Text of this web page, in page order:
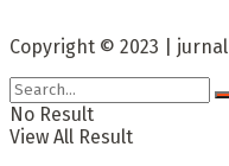
Copyright © 2023 |
No Result
View All Result